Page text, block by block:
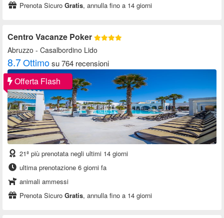
Prenota Sicuro Gratis, annulla fino a 14 giorni
Centro Vacanze Poker
Abruzzo - Casalbordino Lido
8.7Ottimosu 764 recensioni
Offerta Flash
21ª più prenotata negli ultimi 14 giorni
ultima prenotazione 6 giorni fa
animali ammessi
Prenota Sicuro Gratis, annulla fino a 14 giorni